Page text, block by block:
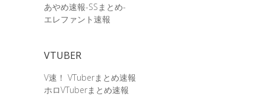
あやめ速報-SSまとめ-
エレファント速報
VTUBER
V速！ VTuberまとめ速報
ホロVTuberまとめ速報